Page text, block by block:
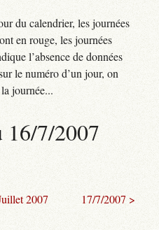
du calendrier, les journées
en rouge, les journées
l’absence de données
le numéro d’un jour, on
journée...
16/7/2007
2007 17/7/2007 >